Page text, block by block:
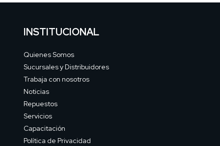
INSTITUCIONAL
Quienes Somos
Sucursales y Distribuidores
Trabaja con nosotros
Noticias
Repuestos
Servicios
Capacitación
Política de Privacidad